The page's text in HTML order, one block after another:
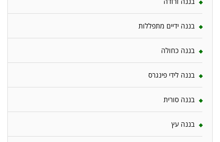
בננה ידיים מתפללות
בננה כחולה
בננה לידי פינגרס
בננה סורית
בננה עץ